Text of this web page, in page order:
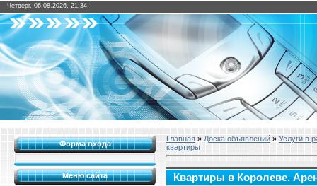
Четверг, 06.08.2026, 21:34
Форма входа
Меню сайта
Главная » Доска объявлений » Услуги в
квартиры
Квартиры в Королеве.